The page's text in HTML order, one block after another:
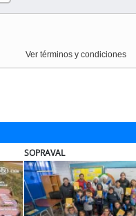
Ver términos y condiciones
ULTRAPORT